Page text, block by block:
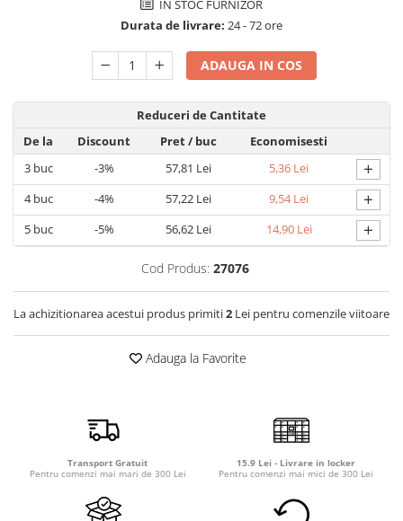
Detergent rufe capsule
Detergent rufe lichid
Detergent rufe pudră
Balsam de rufe
Înălbitor și îndepărtare pete
întreținere țesături
Odorizanți
Odorizanți cameră
IN STOC FURNIZOR
Durata de livrare: 24 - 72 ore
ADAUGA IN COS
Reduceri de Cantitate
De la
Discount Pret/ buc
Economisesti
3buc -3% 57,81 Lei 5,36 Lei +
4buc -4% 57,22 Lei 9,54 Lei +
5buc -5% 56,62 Lei 14,90 Lei +
Cod Produs: 27076
La achizitionarea acestui produs primiti2 Lei pentru comenzile viitoare
Adauga la Favorite
Transport Gratuit
Pentru comenzi mai mari de 300 Lei
15.9 Lei - Livrare in locker
Pentru comenzi mai mici de 300 Lei